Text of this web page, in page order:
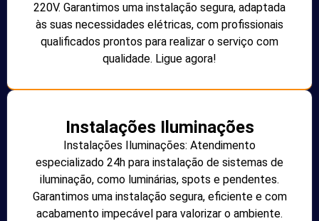
220V. Garantimos uma instalação segura, adaptada
às suas necessidades elétricas, com profissionais
qualificados prontos para realizar o serviço com
qualidade. Ligue agora!
Instalações Iluminações
Instalações Iluminações: Atendimento
especializado 24h para instalação de sistemas de
iluminação, como luminárias, spots e pendentes.
Garantimos uma instalação segura, eficiente e com
acabamento impecável para valorizar o ambiente.